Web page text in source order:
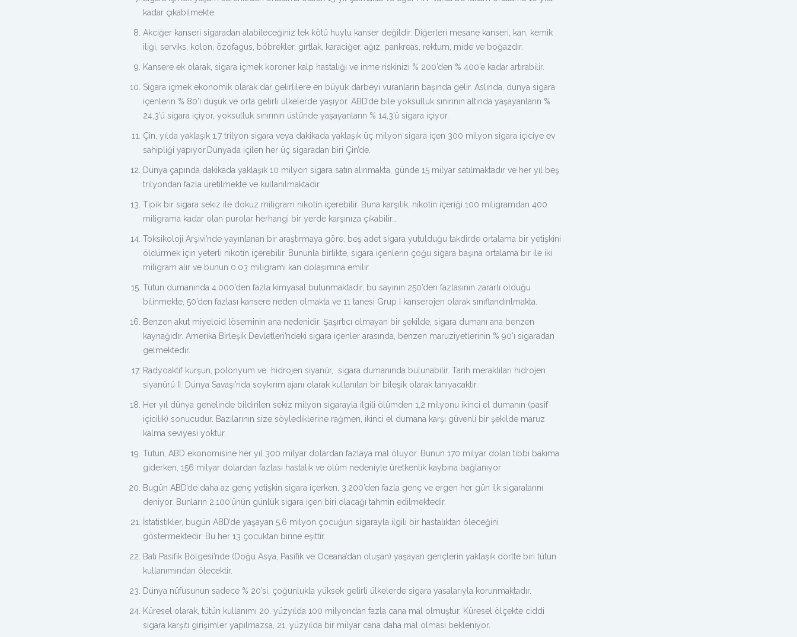
kadar çıkabilmekte.
Akciğer kanseri sigaradan alabileceğiniz tek kötü huylu kanser değildir. Diğerleri mesane kanseri, kan, kemik
iliği, serviks, kolon, özofagus, böbrekler, gırtlak, karaciğer, ağız, pankreas, rektum, mide ve boğazdır.
Kansere ek olarak, sigara içmek koroner kalp hastalığı ve inme riskinizi % 200’den % 400’e kadar artırabilir.
Sigara içmek ekonomik olarak dar gelirlilere en büyük darbeyi vuranların başında gelir. Aslında, dünya sigara
içenlerin % 80’i düşük ve orta gelirli ülkelerde yaşıyor. ABD’de bile yoksulluk sınırının altında yaşayanların %
24,3’ü sigara içiyor, yoksulluk sınırının üstünde yaşayanların % 14,3’ü sigara içiyor.
Çin, yılda yaklaşık 1,7 trilyon sigara veya dakikada yaklaşık üç milyon sigara içen 300 milyon sigara içiciye ev
sahipliği yapıyor.Dünyada içilen her üç sigaradan biri Çin’de.
Dünya çapında dakikada yaklaşık 10 milyon sigara satın alınmakta, günde 15 milyar satılmaktadır ve her yıl beş
trilyondan fazla üretilmekte ve kullanılmaktadır.
Tipik bir sigara sekiz ile dokuz miligram nikotin içerebilir. Buna karşılık, nikotin içeriği 100 miligramdan 400
miligrama kadar olan purolar herhangi bir yerde karşınıza çıkabilir…
Toksikoloji Arşivi’nde yayınlanan bir araştırmaya göre, beş adet sigara yutulduğu takdirde ortalama bir yetişkini
öldürmek için yeterli nikotin içerebilir. Bununla birlikte, sigara içenlerin çoğu sigara başına ortalama bir ile iki
miligram alır ve bunun 0.03 miligramı kan dolaşımına emilir.
Tütün dumanında 4.000’den fazla kimyasal bulunmaktadır, bu sayının 250’den fazlasının zararlı olduğu
bilinmekte, 50’den fazlası kansere neden olmakta ve 11 tanesi Grup I kanserojen olarak sınıflandırılmakta.
Benzen akut miyeloid löseminin ana nedenidir. Şaşırtıcı olmayan bir şekilde, sigara dumanı ana benzen
kaynağıdır. Amerika Birleşik Devletleri’ndeki sigara içenler arasında, benzen maruziyetlerinin % 90’ı sigaradan
gelmektedir.
Radyoaktif kurşun, polonyum ve hidrojen siyanür, sigara dumanında bulunabilir. Tarih meraklıları hidrojen
siyanürü II. Dünya Savaşı’nda soykırım ajanı olarak kullanılan bir bileşik olarak tanıyacaktır.
Her yıl dünya genelinde bildirilen sekiz milyon sigarayla ilgili ölümden 1,2 milyonu ikinci el dumanın (pasif
içicilik) sonucudur. Bazılarının size söylediklerine rağmen, ikinci el dumana karşı güvenli bir şekilde maruz
kalma seviyesi yoktur.
Tütün, ABD ekonomisine her yıl 300 milyar dolardan fazlaya mal oluyor. Bunun 170 milyar doları tıbbi bakıma
giderken, 156 milyar dolardan fazlası hastalık ve ölüm nedeniyle üretkenlik kaybına bağlanıyor
Bugün ABD’de daha az genç yetişkin sigara içerken, 3.200’den fazla genç ve ergen her gün ilk sigaralarını
deniyor. Bunların 2.100’ünün günlük sigara içen biri olacağı tahmin edilmektedir.
İstatistikler, bugün ABD’de yaşayan 5.6 milyon çocuğun sigarayla ilgili bir hastalıktan öleceğini
göstermektedir. Bu her 13 çocuktan birine eşittir.
Batı Pasifik Bölgesi’nde (Doğu Asya, Pasifik ve Oceana’dan oluşan) yaşayan gençlerin yaklaşık dörtte biri tütün
kullanımından ölecektir.
Dünya nüfusunun sadece % 20’si, çoğunlukla yüksek gelirli ülkelerde sigara yasalarıyla korunmaktadır.
Küresel olarak, tütün kullanımı 20. yüzyılda 100 milyondan fazla cana mal olmuştur. Küresel ölçekte ciddi
sigara karşıtı girişimler yapılmazsa, 21. yüzyılda bir milyar cana daha mal olması bekleniyor.